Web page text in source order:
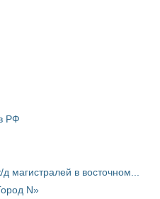
РФ
магистралей в восточном...
N»